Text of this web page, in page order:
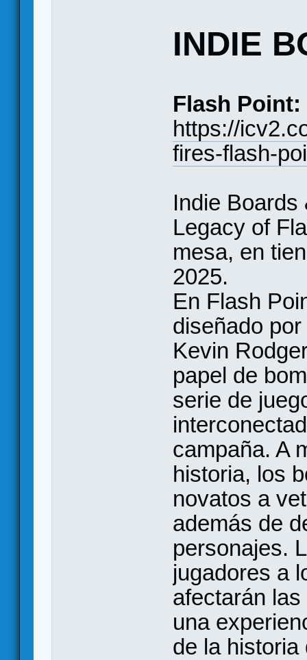
INDIE
Flash
https://
fires-flash-
Indie
Legacy of
mesa, en
2025.
En Flash
diseñado
Kevin
papel de
serie de
campaña. A
historia, los
novatos a
además de
personajes.
jugadores a
afectarán
una
de la historia